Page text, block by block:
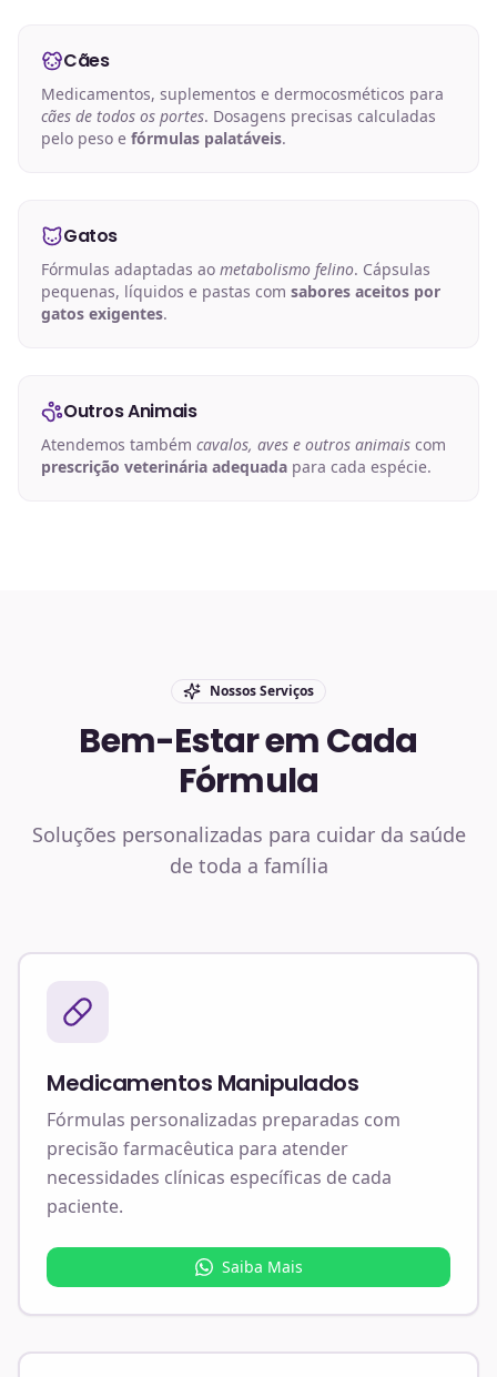
Cães
Medicamentos, suplementos e dermocosméticos para
cães de todos os portes. Dosagens precisas calculadas
pelo peso e fórmulas palatáveis.
Gatos
Fórmulas adaptadas ao metabolismo felino. Cápsulas
pequenas, líquidos e pastas com sabores aceitos por
gatos exigentes.
Outros Animais
Atendemos também cavalos, aves e outros animais com
prescrição veterinária adequada para cada espécie.
Nossos Serviços
Bem-Estar em Cada
Fórmula
Soluções personalizadas para cuidar da saúde
de toda a família
Medicamentos Manipulados
Fórmulas personalizadas preparadas com
precisão farmacêutica para atender
necessidades clínicas específicas de cada
paciente.
Saiba Mais